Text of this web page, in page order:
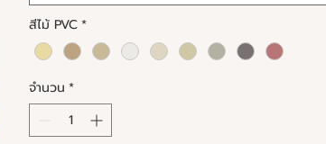
สีไม้ PVC*
จำนวน *